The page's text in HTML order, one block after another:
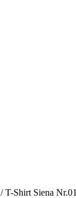
/ T-Shirt Siena Nr.01